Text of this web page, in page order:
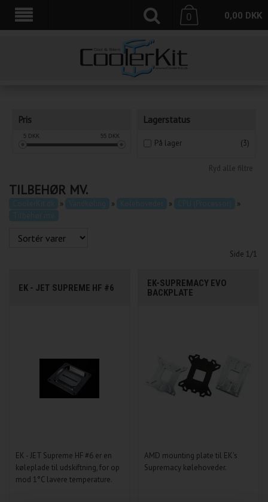
0,00 DKK
0
Pris
5 DKK 55 DKK
Lagerstatus
På lager (3)
Ryd alle filtre
TILBEHØR MV.
» » »
»
Side 1/1
EK - JET SUPREME HF #6
EK - JET Supreme HF #6 er en
køleplade til udskiftning, for op
mod 1°C lavere temperature.
EK-SUPREMACY EVO
BACKPLATE
AMD mounting plate til EK's
Supremacy kølehoveder.